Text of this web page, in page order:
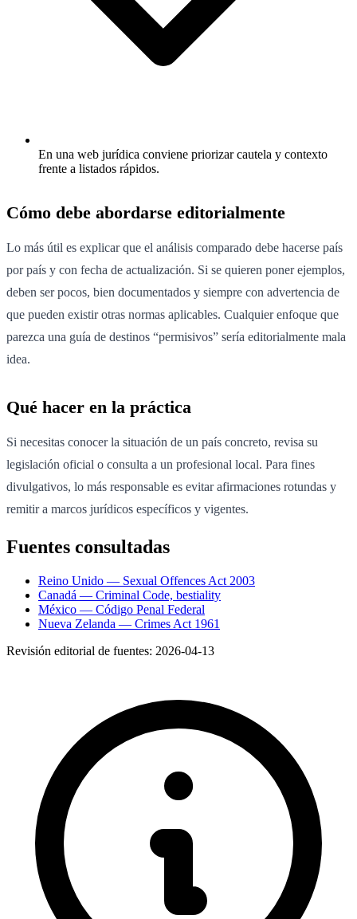
En una web jurídica conviene priorizar cautela y contexto
frente a listados rápidos.
Cómo debe abordarse editorialmente
Lo más útil es explicar que el análisis comparado debe hacerse país
por país y con fecha de actualización. Si se quieren poner ejemplos,
deben ser pocos, bien documentados y siempre con advertencia de
que pueden existir otras normas aplicables. Cualquier enfoque que
parezca una guía de destinos “permisivos” sería editorialmente mala
idea.
Qué hacer en la práctica
Si necesitas conocer la situación de un país concreto, revisa su
legislación oficial o consulta a un profesional local. Para fines
divulgativos, lo más responsable es evitar afirmaciones rotundas y
remitir a marcos jurídicos específicos y vigentes.
Fuentes consultadas
Reino Unido — Sexual Offences Act 2003
Canadá — Criminal Code, bestiality
México — Código Penal Federal
Nueva Zelanda — Crimes Act 1961
Revisión editorial de fuentes: 2026-04-13